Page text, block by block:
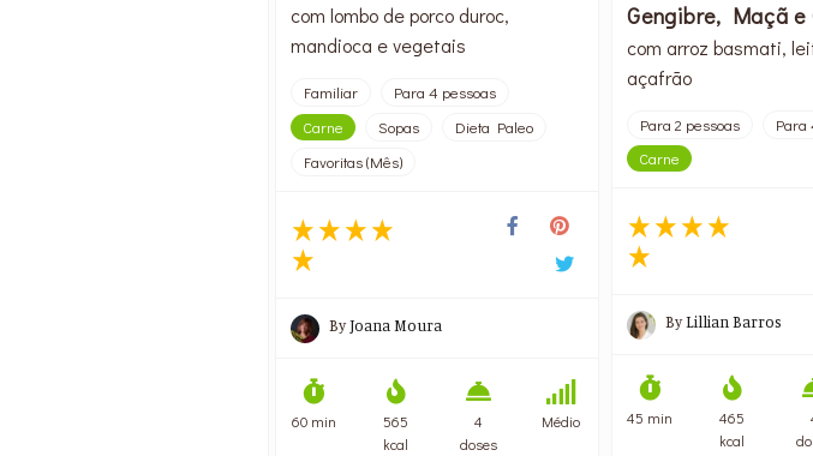
com lombo de porco duroc,
mandioca e vegetais
Familiar
Para 4 pessoas
Carne
Sopas
Dieta Paleo
Favoritas (Mês)
ByJoana Moura
60 min
565
kcal
4
doses
Médio
Gengibre, Maçã e
com arroz basmati,
açafrão
Para 2 pessoas
Para
Carne
ByLillian Barros
45 min
465
kcal